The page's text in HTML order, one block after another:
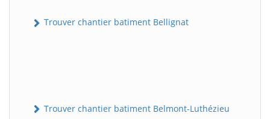
Trouver chantier batiment Bellignat
Trouver chantier batiment Belmont-Luthézieu